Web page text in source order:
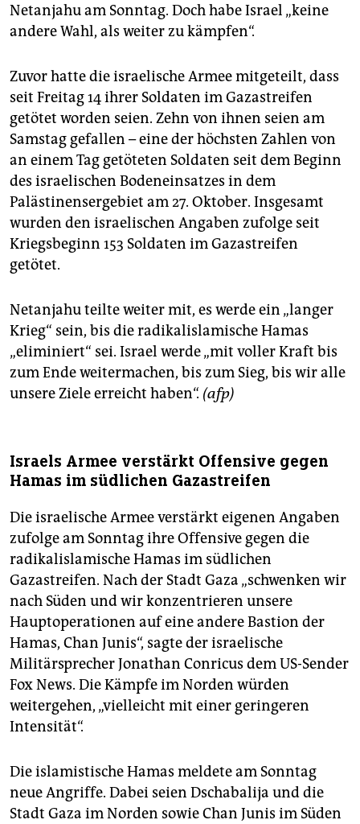
Netanjahu am Sonntag. Doch habe Israel „keine
andere Wahl, als weiter zu kämpfen“.
Zuvor hatte die israelische Armee mitgeteilt, dass
seit Freitag 14 ihrer Soldaten im Gazastreifen
getötet worden seien. Zehn von ihnen seien am
Samstag gefallen – eine der höchsten Zahlen von
an einem Tag getöteten Soldaten seit dem Beginn
des israelischen Bodeneinsatzes in dem
Palästinensergebiet am 27. Oktober. Insgesamt
wurden den israelischen Angaben zufolge seit
Kriegsbeginn 153 Soldaten im Gazastreifen
getötet.
Netanjahu teilte weiter mit, es werde ein „langer
Krieg“ sein, bis die radikalislamische Hamas
„eliminiert“ sei. Israel werde „mit voller Kraft bis
zum Ende weitermachen, bis zum Sieg, bis wir alle
unsere Ziele erreicht haben“. (afp)
Israels Armee verstärkt Offensive gegen
Hamas im südlichen Gazastreifen
Die israelische Armee verstärkt eigenen Angaben
zufolge am Sonntag ihre Offensive gegen die
radikalislamische Hamas im südlichen
Gazastreifen. Nach der Stadt Gaza „schwenken wir
nach Süden und wir konzentrieren unsere
Hauptoperationen auf eine andere Bastion der
Hamas, Chan Junis“, sagte der israelische
Militärsprecher Jonathan Conricus dem US-Sender
Fox News. Die Kämpfe im Norden würden
weitergehen, „vielleicht mit einer geringeren
Intensität“.
Die islamistische Hamas meldete am Sonntag
neue Angriffe. Dabei seien Dschabalija und die
Stadt Gaza im Norden sowie Chan Junis im Süden